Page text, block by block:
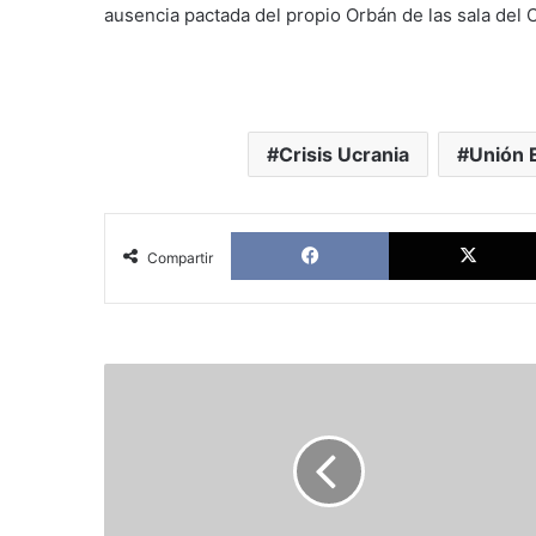
ausencia pactada del propio Orbán de las sala del
Crisis Ucrania Unión
Compartir
Facebook